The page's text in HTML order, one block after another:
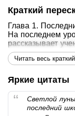
Краткий
Глава 1.
На последнем
рассказывает
созданиях,
защищают миры
Глава 2. Рождение
Мирами
Холме Луны. Она
и спутника —
Читать весь
Яркие цитаты
Светлой
последний